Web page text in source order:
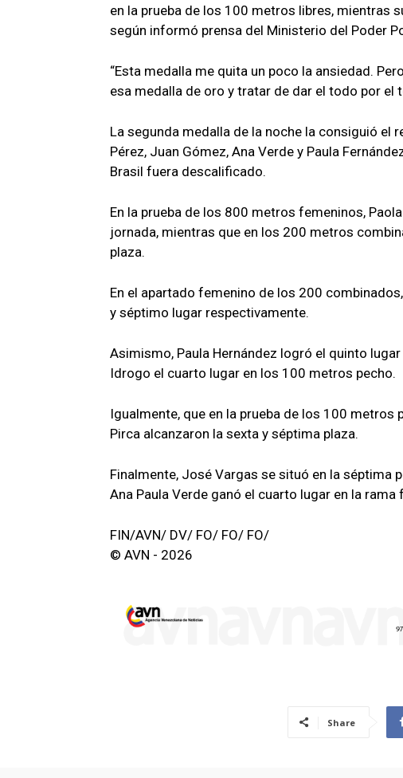
en la prueba de los 100 metros libres, mientras
según informó prensa del Ministerio del Poder
“Esta medalla me quita un poco la ansiedad.
esa medalla de oro y tratar de dar el todo por el
La segunda medalla de la noche la consiguió
Pérez, Juan Gómez, Ana Verde y Paula
Brasil fuera descalificado.
En la prueba de los 800 metros femeninos,
jornada, mientras que en los 200 metros
plaza.
En el apartado femenino de los 200
y séptimo lugar respectivamente.
Asimismo, Paula Hernández logró el quinto
Idrogo el cuarto lugar en los 100 metros pecho.
Igualmente, que en la prueba de los 100
Pirca alcanzaron la sexta y séptima plaza.
Finalmente, José Vargas se situó en la
Ana Paula Verde ganó el cuarto lugar en la rama
FIN/AVN/ DV/ FO/ FO/ FO/
© AVN - 2026
Share